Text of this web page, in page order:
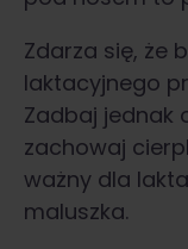
Zdarza się, że
laktacyjnego
Zadbaj jednak
zachowaj
ważny dla
maluszka.